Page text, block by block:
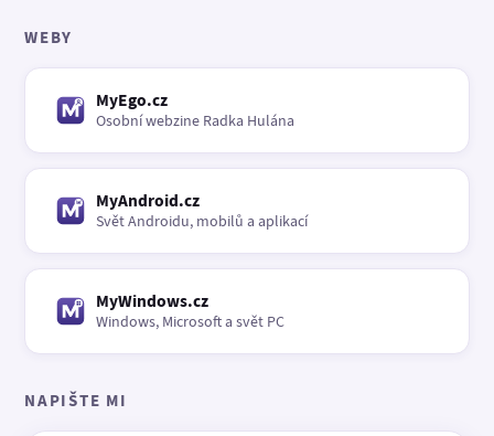
WEBY
MyEgo.cz
Osobní webzine Radka Hulána
MyAndroid.cz
Svět Androidu, mobilů a aplikací
MyWindows.cz
Windows, Microsoft a svět PC
NAPIŠTE MI